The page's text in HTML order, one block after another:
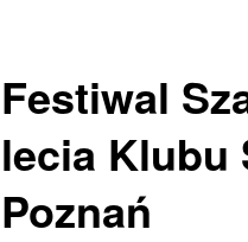
Festiwal
lecia Klubu
Poznań